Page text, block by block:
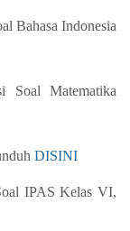
Bahasa Indonesia
Soal Matematika
DISINI
IPAS Kelas VI,